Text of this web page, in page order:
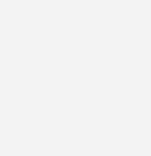
Version 5.101 verfügbar. ■
und Planer